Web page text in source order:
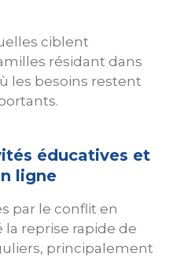
ciblent
résidant dans
les besoins restent
éducatives et
ligne
par le conflit en
la reprise rapide de
principalement